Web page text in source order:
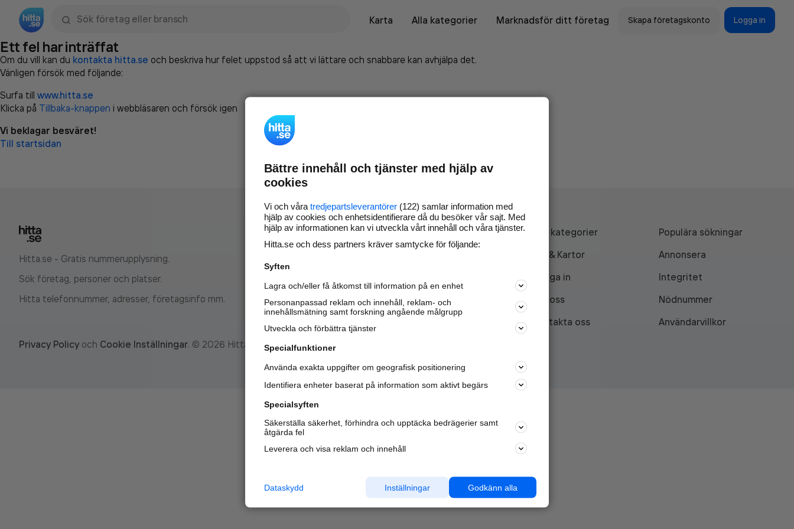
Karta
Alla kategorier Marknadsför ditt företag Skapa företagskonto Logga in
Ett fel har inträffat
Om du vill kan du kontakta hitta.se och beskriva hur felet uppstod så att vi lättare och snabbare kan avhjälpa det.
Vänligen försök med följande:
Surfa till www.hitta.se
Klicka på Tillbaka-knappen i webbläsaren och försök igen
Vi beklagar besväret!
Till startsidan
Hitta.se - Gratis nummerupplysning.
Sök företag, personer och platser.
Hitta telefonnummer, adresser, företagsinfo mm.
Marknadsför företaget på
nya kunder och
samarbetspartners nära dig.
Läs mer här
Alla kategorier
Populära sökningar
API & Kartor
Annonsera
Logga in
Integritet
Om oss
Nödnummer
Kontakta oss
Användarvillkor
Privacy Policy och Cookie Inställningar. © 2026 Hitta.se
Bättre innehåll och tjänster med hjälp av
cookies
Vi och våra tredjepartsleverantörer (122) samlar information med
hjälp av cookies och enhetsidentifierare då du besöker vår sajt. Med
hjälp av informationen kan vi utveckla vårt innehåll och våra tjänster.
Hitta.se och dess partners kräver samtycke för följande:
Syften
Lagra och/eller få åtkomst till information på en enhet
Personanpassad reklam och innehåll, reklam- och
innehållsmätning samt forskning angående målgrupp
Utveckla och förbättra tjänster
Specialfunktioner
Använda exakta uppgifter om geografisk positionering
Identifiera enheter baserat på information som aktivt begärs
Specialsyften
Säkerställa säkerhet, förhindra och upptäcka bedrägerier samt
åtgärda fel
Leverera och visa reklam och innehåll
Godkänn alla
Inställningar
Dataskydd